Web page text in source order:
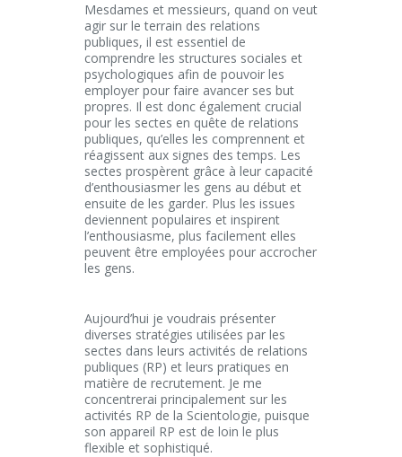
Mesdames et messieurs, quand on veut
agir sur le terrain des relations
publiques, il est essentiel de
comprendre les structures sociales et
psychologiques afin de pouvoir les
employer pour faire avancer ses but
propres. Il est donc également crucial
pour les sectes en quête de relations
publiques, qu’elles les comprennent et
réagissent aux signes des temps. Les
sectes prospèrent grâce à leur capacité
d’enthousiasmer les gens au début et
ensuite de les garder. Plus les issues
deviennent populaires et inspirent
l’enthousiasme, plus facilement elles
peuvent être employées pour accrocher
les gens.
Aujourd’hui je voudrais présenter
diverses stratégies utilisées par les
sectes dans leurs activités de relations
publiques (RP) et leurs pratiques en
matière de recrutement. Je me
concentrerai principalement sur les
activités RP de la Scientologie, puisque
son appareil RP est de loin le plus
flexible et sophistiqué.